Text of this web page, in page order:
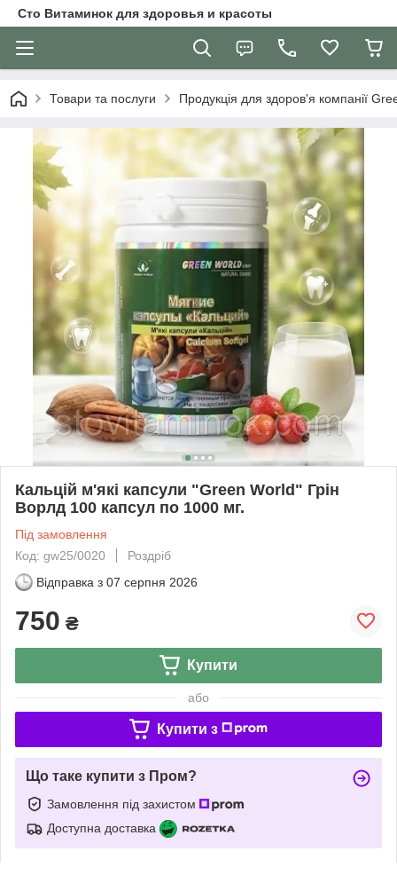
Сто Витаминок для здоровья и красоты
Товари та послуги Продукція для здоров'я компанії
Кальцій м'які капсули "Green World" Грін
Ворлд 100 капсул по 1000 мг.
Під замовлення
Код: gw25/0020
Роздріб
Відправка з 07 серпня 2026
750 ₴
Купити
або
Купити з
Що таке купити з Пром?
Замовлення під захистом
Доступна доставка